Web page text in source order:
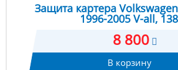
Защита картера
1996-2005 V-all,
8 800
В корзину